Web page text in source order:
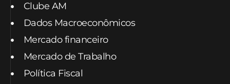
Clube AM
Dados Macroeconômicos
Mercado financeiro
Mercado de Trabalho
Política Fiscal